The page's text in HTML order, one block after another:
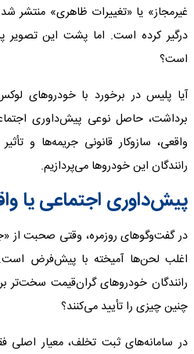
غیرمجاز» یا «تغییرات ظاهری» منتشر
درگیر کرده است. اما پشت این تصویر
است؟
آیا پلیس در برخورد با خودروهای
برداشت، حاصل نوعی پیش‌داوری
واقعی، سازوکار قانونی جریمه‌ها و
رانندگان این خودروها می‌پردازیم.
پیش‌داوری اجتماعی یا
در گفت‌وگوهای روزمره، وقتی صحبت از
اغلب لحن‌ها آمیخته با پیش‌فرض است.
رانندگان خودروهای گران‌قیمت سخت‌تر
چنین چیزی را تأیید می‌کنند؟
در سامانه‌های ثبت تخلف، معیار اصلی